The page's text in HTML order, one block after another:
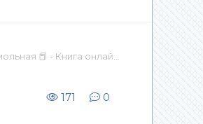
- Книга онлайн бесплатно
171 0